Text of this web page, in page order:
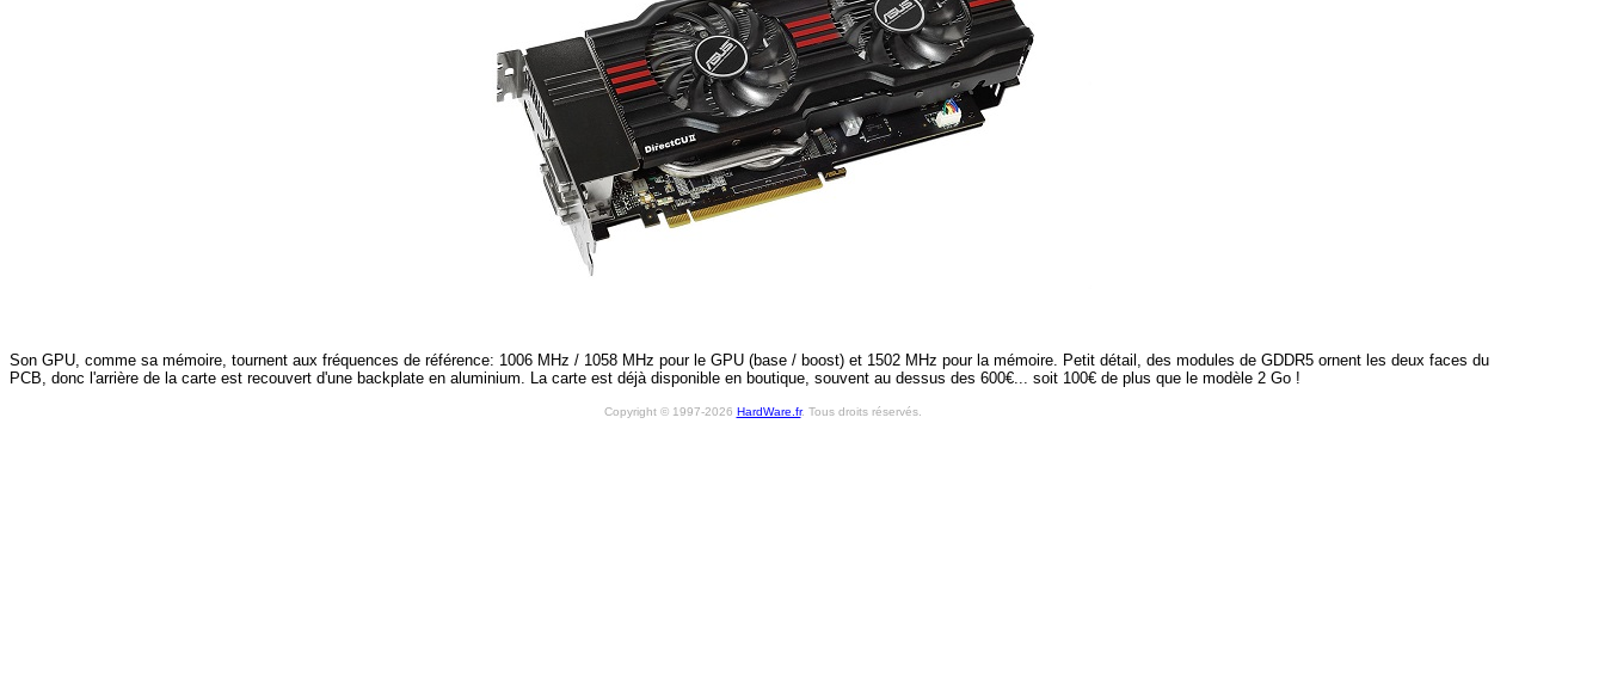
Son GPU, comme sa mémoire, tournent aux fréquences de référence: 1006 MHz / 1058 MHz pour le GPU (base / boost) et 1502 MHz pour la mémoire. Petit détail, des modules de GDDR5 ornent les deux faces du
PCB, donc l'arrière de la carte est recouvert d'une backplate en aluminium. La carte est déjà disponible en boutique, souvent au dessus des 600€... soit 100€ de plus que le modèle 2 Go !
Copyright © 1997-2026 HardWare.fr. Tous droits réservés.